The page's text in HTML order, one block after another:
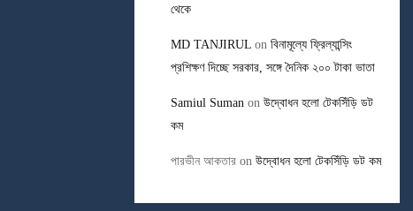
থেকে
MD TANJIRUL on বিনামূল্যে ফ্রিল্যান্সিং
প্রশিক্ষণ দিচ্ছে সরকার, সঙ্গে দৈনিক ২০০ টাকা ভাতা
Samiul Suman on উদ্বোধন হলো টেকসিঁড়ি ডট
কম
পারভীন আকতার on উদ্বোধন হলো টেকসিঁড়ি ডট কম